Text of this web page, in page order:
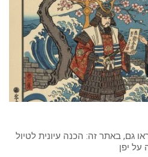
גילי חסקין; ‏07/11/2025 ראו גם, באתר זה: הכנה עיונית לטיול
על יפן